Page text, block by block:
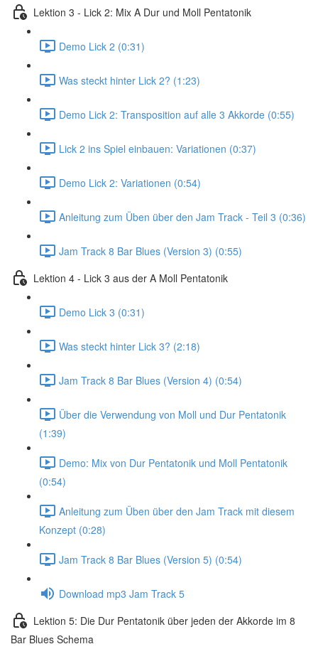
Lektion 3 - Lick 2: Mix A Dur und Moll Pentatonik
Demo Lick 2 (0:31)
Was steckt hinter Lick 2? (1:23)
Demo Lick 2: Transposition auf alle 3 Akkorde (0:55)
Lick 2 ins Spiel einbauen: Variationen (0:37)
Demo Lick 2: Variationen (0:54)
Anleitung zum Üben über den Jam Track - Teil 3 (0:36)
Jam Track 8 Bar Blues (Version 3) (0:55)
Lektion 4 - Lick 3 aus der A Moll Pentatonik
Demo Lick 3 (0:31)
Was steckt hinter Lick 3? (2:18)
Jam Track 8 Bar Blues (Version 4) (0:54)
Über die Verwendung von Moll und Dur Pentatonik
(1:39)
Demo: Mix von Dur Pentatonik und Moll Pentatonik
(0:54)
Anleitung zum Üben über den Jam Track mit diesem
Konzept (0:28)
Jam Track 8 Bar Blues (Version 5) (0:54)
Download mp3 Jam Track 5
Lektion 5: Die Dur Pentatonik über jeden der Akkorde im 8
Bar Blues Schema